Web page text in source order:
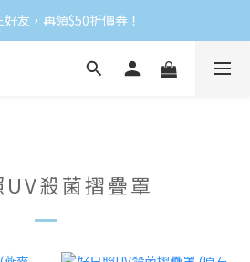
友，再領$50折價券！
UV殺菌摺疊罩